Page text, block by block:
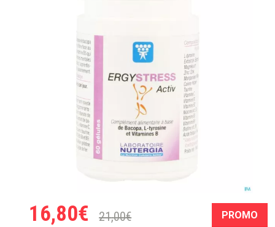
16,80€ 21,00€ PROMO